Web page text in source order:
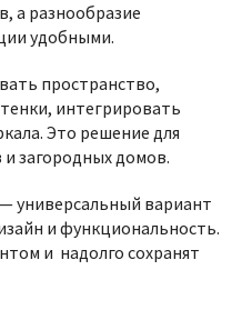
а разнообразие
удобными.
пространство,
интегрировать
Это решение для
загородных домов.
универсальный вариант
и функциональность.
и надолго сохранят